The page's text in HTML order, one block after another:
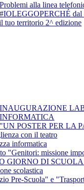
Problemi alla linea
#IOLEGGOPERCHÉ dal
tuo territorio 2^ edizione
INAUGURAZIONE
INFORMATICA
"UN POSTER PER LA
con il teatro
informatica
"Genitori: missione
GIORNO DI
scolastica
Pre-Scuola" e